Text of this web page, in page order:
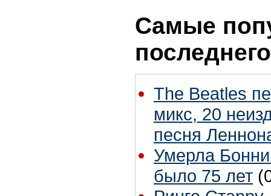
Самые
The Beatles
микс, 20
песня
Умерла
было 75 лет